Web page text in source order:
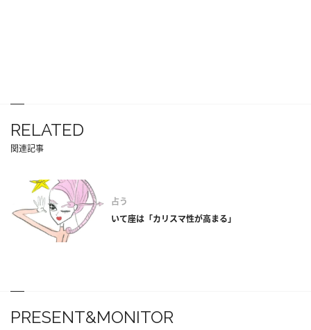
RELATED
関連記事
占う
いて座は「カリスマ性が高まる」
PRESENT&MONITOR